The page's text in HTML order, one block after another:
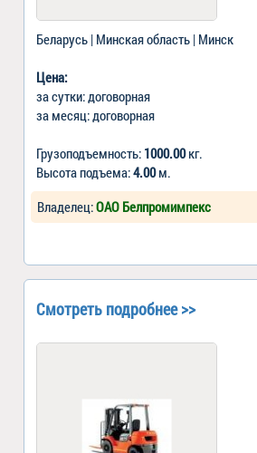
Беларусь | Минская область | Минск
Цена:
за сутки: договорная
за месяц: договорная
Грузоподъемность: 1000.00кг.
Высота подъема:4.00м.
Владелец:ОАО Белпромимпекс
Смотреть подробнее >>